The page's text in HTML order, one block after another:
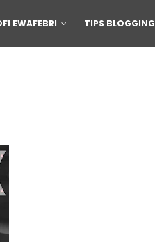
EWAFEBRI TIPS BLOGGING